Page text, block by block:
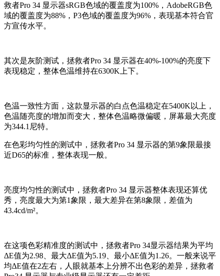
救者Pro 34 显示器sRGB色域的覆盖度为100%，AdobeRGB色
域的覆盖度为88%，P3色域的覆盖度为96%，表现基本符合官
方宣传水平。
其次是灰阶测试，拯救者Pro 34 显示器在40%-100%的亮度下
表现稳定，整体色温维持在6300K上下。
色温一致性方面，这款显示器的白点色温稳定在5400K以上，
色温随亮度的增加而变大，整体色温略微偏暖，屏幕最大亮度
为344.1尼特。
在色彩均匀性的测试中，拯救者Pro 34 显示器的第9象限最接
近D65的标准，整体表现一般。
亮度均匀性的测试中，拯救者Pro 34 显示器整体表现还算优
秀，亮度最大为第1象限，最大差异在第8象限，差值为
43.4cd/m²。
在这项色彩精准度的测试中，拯救者Pro 34显示器结果为平均
ΔE值为2.98、最大ΔE值为5.19、最小ΔE值为1.26。一般来说平
均ΔE值在2左右，人眼就基本上分辨不出色彩的差异，拯救者